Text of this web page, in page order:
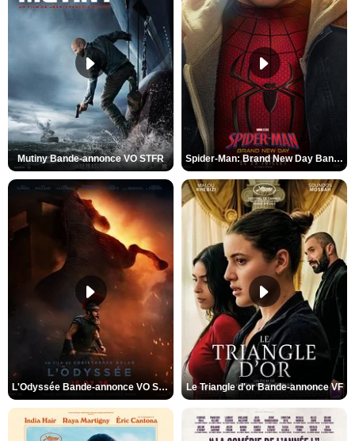
Mutiny Bande-annonce VO STFR Spider-Man: Brand New Day Bande-annonce VO STFR
L'Odyssée Bande-annonce VO STFR Le Triangle d'or Bande-annonce VF